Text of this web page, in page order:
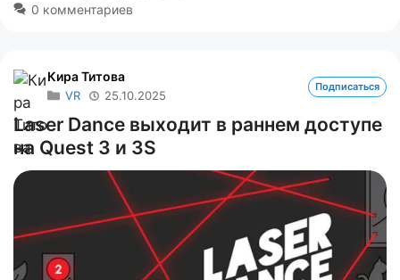
0 комментариев
Кира Титова
VR 25.10.2025
Подписаться
Laser Dance выходит в раннем доступе
на Quest 3 и 3S